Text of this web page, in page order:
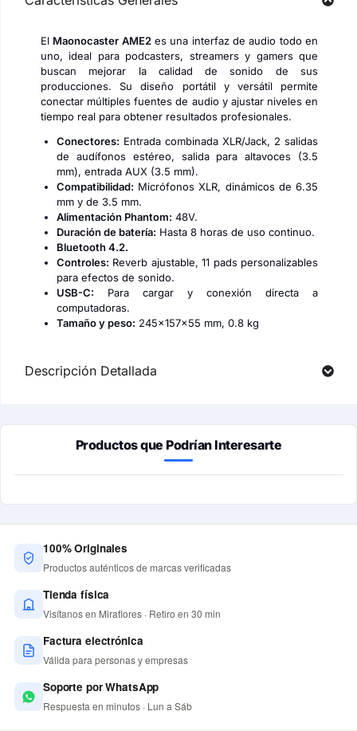
El Maonocaster AME2es una interfaz de audio todo en
uno, ideal para podcasters, streamers y gamers que
buscan mejorar la calidad de sonido de sus
producciones. Su diseño portátil y versátil permite
conectar múltiples fuentes de audio y ajustar niveles en
tiempo real para obtener resultados profesionales.
Conectores: Entrada combinada XLR/Jack, 2 salidas
de audífonos estéreo, salida para altavoces (3.5
mm), entrada AUX (3.5 mm).
Compatibilidad: Micrófonos XLR, dinámicos de 6.35
mm y de 3.5 mm.
Alimentación Phantom: 48V.
Duración de batería: Hasta 8 horas de uso continuo.
Bluetooth 4.2.
Controles: Reverb ajustable, 11 pads personalizables
para efectos de sonido.
USB-C: Para cargar y conexión directa a
computadoras.
Tamaño y peso: 245x157x55 mm, 0.8 kg​
Descripción Detallada
Productos que Podrían Interesarte
100% Originales
Productos auténticos de marcas verificadas
Tienda física
Visítanos en Miraflores · Retiro en 30 min
Factura electrónica
Válida para personas y empresas
Soporte por WhatsApp
Respuesta en minutos · Lun a Sáb